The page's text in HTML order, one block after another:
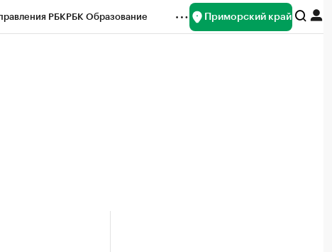
РБКРБК Образование Приморский край